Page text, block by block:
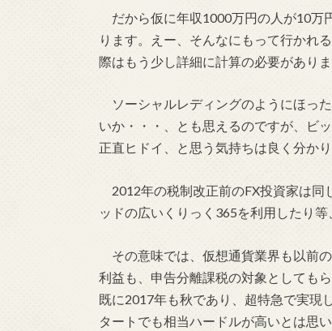
だから仮に年収1000万円の人が10万
ります。えー、そんなにもって行かれ
際はもう少し詳細に計算の必要があり
ソーシャルレディングのようにほっ
いか・・・、とも思えるのですが、ビ
正直ヒドイ、と思う気持ちは良く分か
2012年の税制改正前のFX投資家は同
ッドの広いくりっく365を利用したり等
その意味では、仮想通貨業界も以前
利益も、申告分離課税の対象としても
既に2017年も秋であり、超特急で実現
タートでも相当ハードルが高いとは思い